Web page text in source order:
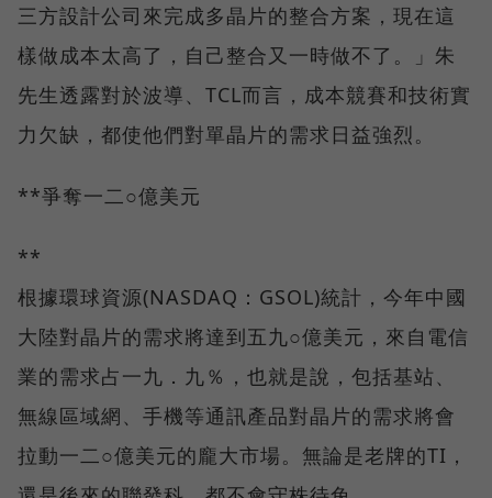
三方設計公司來完成多晶片的整合方案，現在這
樣做成本太高了，自己整合又一時做不了。」朱
先生透露對於波導、TCL而言，成本競賽和技術實
力欠缺，都使他們對單晶片的需求日益強烈。
**爭奪一二○億美元
**
根據環球資源(NASDAQ：GSOL)統計，今年中國
大陸對晶片的需求將達到五九○億美元，來自電信
業的需求占一九．九％，也就是說，包括基站、
無線區域網、手機等通訊產品對晶片的需求將會
拉動一二○億美元的龐大市場。無論是老牌的TI，